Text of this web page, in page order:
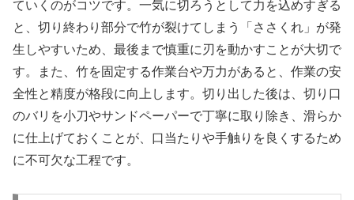
ていくのがコツです。一気に切ろうとして力を込めすぎる
と、切り終わり部分で竹が裂けてしまう「ささくれ」が発
生しやすいため、最後まで慎重に刃を動かすことが大切で
す。また、竹を固定する作業台や万力があると、作業の安
全性と精度が格段に向上します。切り出した後は、切り口
のバリを小刀やサンドペーパーで丁寧に取り除き、滑らか
に仕上げておくことが、口当たりや手触りを良くするため
に不可欠な工程です。